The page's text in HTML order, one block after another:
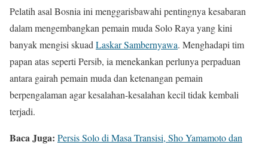
Pelatih asal Bosnia ini menggarisbawahi pentingnya kesabaran
dalam mengembangkan pemain muda Solo Raya yang kini
banyak mengisi skuad Laskar Sambernyawa. Menghadapi tim
papan atas seperti Persib, ia menekankan perlunya perpaduan
antara gairah pemain muda dan ketenangan pemain
berpengalaman agar kesalahan-kesalahan kecil tidak kembali
terjadi.
Baca Juga: Persis Solo di Masa Transisi, Sho Yamamoto dan